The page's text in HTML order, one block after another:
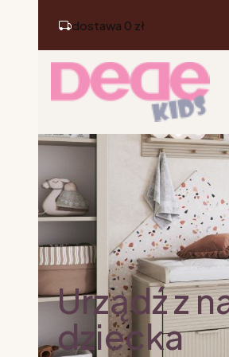
dostawa 0 zł
Urządź z
dziecka